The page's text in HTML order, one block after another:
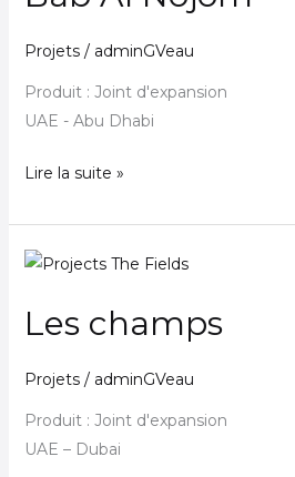
Projets/ adminGVeau
Produit : Joint d'expansion
UAE - Abu Dhabi
Lire la suite »
Les champs
Projets/ adminGVeau
Produit : Joint d'expansion
UAE – Dubai
Les